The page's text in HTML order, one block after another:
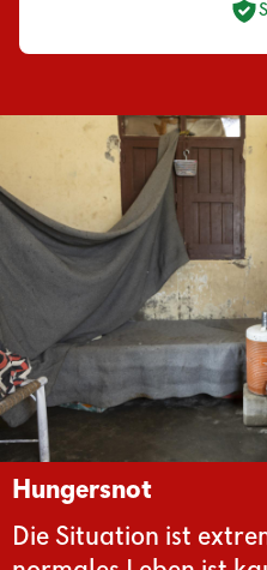
Hungersnot
Die Situation ist